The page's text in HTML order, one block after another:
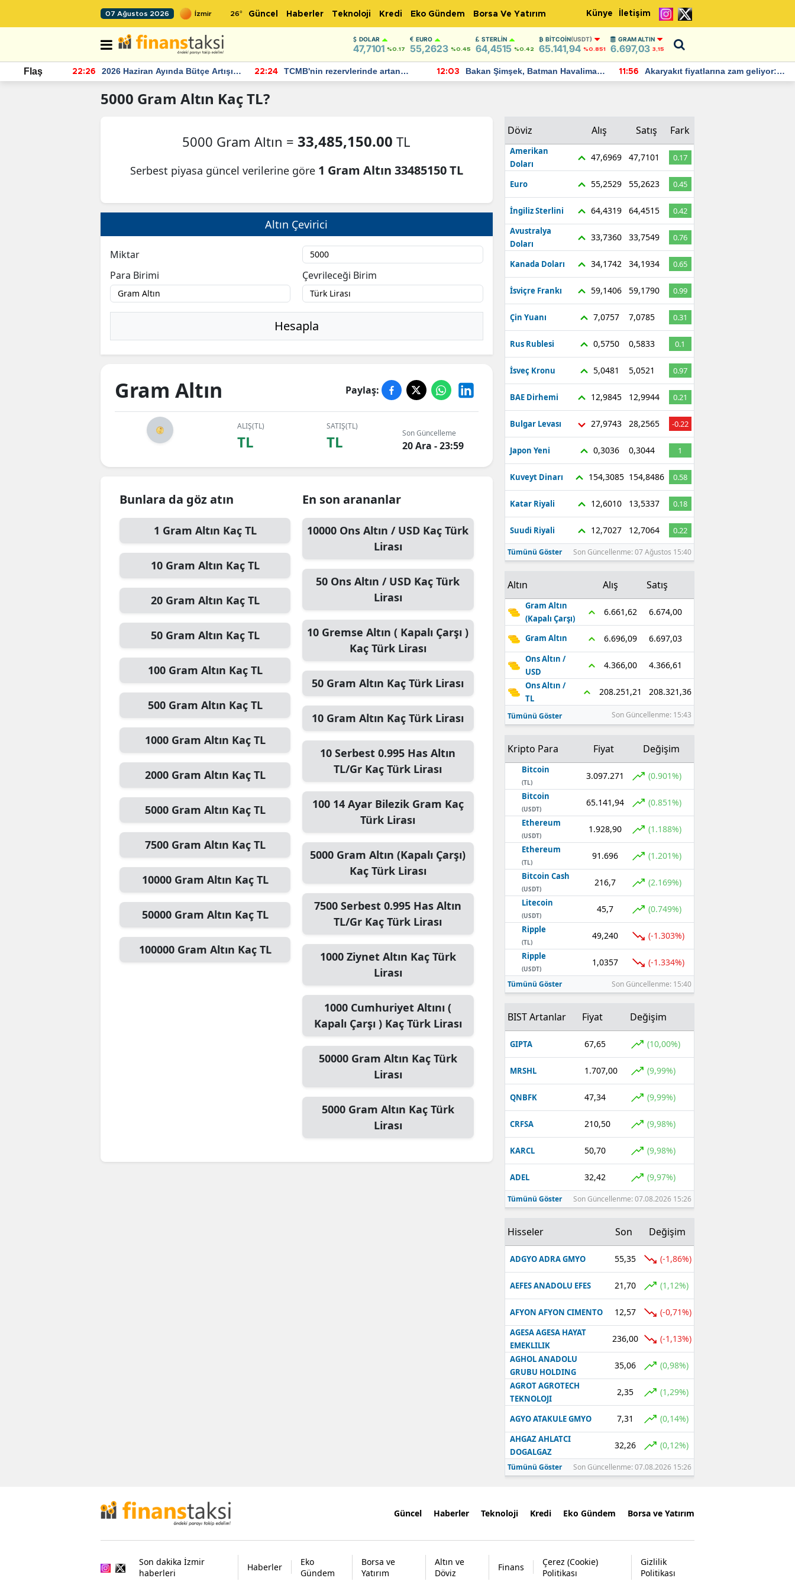
07 Ağustos 2026 26° Güncel Haberler Teknoloji Kredi Eko Gündem Borsa Ve Yatırım Künye İletişim
DOLAR
47,7101 %0.17
EURO
55,2623 %0.45
STERLIN
64,4515 %0.42
BITCOIN(USDT)
65.141,94 %0.851
GRAM ALTIN
6.697,03 3,15
Flaş 22:26
2026 Haziran Ayında Bütçe Artışı
Yaşandı
22:24
TCMB'nin rezervlerinde artan
momentum devam ediyor
12:03
Bakan Şimşek, Batman Havalimanı
için umut verici açıklamalarda
11:56
Akaryakıt fiyatlarına zam geliyor:
Yeni tarih açıklandı
5000 Gram Altın Kaç TL?
5000 Gram Altın = 33,485,150.00TL
Serbest piyasa güncel verilerine göre 1 Gram Altın 33485150 TL
Altın Çevirici
Miktar
Para Birimi
Çevrileceği Birim
Hesapla
Gram Altın Paylaş:
ALIŞ(TL)
TL
SATIŞ(TL)
TL Son Güncelleme
20 Ara - 23:59
Bunlara da göz atın
1 Gram Altın Kaç TL
10 Gram Altın Kaç TL
20 Gram Altın Kaç TL
50 Gram Altın Kaç TL
100 Gram Altın Kaç TL
500 Gram Altın Kaç TL
1000 Gram Altın Kaç TL
2000 Gram Altın Kaç TL
5000 Gram Altın Kaç TL
7500 Gram Altın Kaç TL
10000 Gram Altın Kaç TL
50000 Gram Altın Kaç TL
100000 Gram Altın Kaç TL
En son arananlar
10000 Ons Altın / USD Kaç Türk
Lirası
50 Ons Altın / USD Kaç Türk
Lirası
10 Gremse Altın ( Kapalı Çarşı )
Kaç Türk Lirası
50 Gram Altın Kaç Türk Lirası
10 Gram Altın Kaç Türk Lirası
10Serbest 0.995 Has Altın
TL/Gr Kaç Türk Lirası
100 14 Ayar Bilezik Gram Kaç
Türk Lirası
5000 Gram Altın (Kapalı Çarşı)
Kaç Türk Lirası
7500Serbest 0.995 Has Altın
TL/Gr Kaç Türk Lirası
1000 Ziynet Altın Kaç Türk
Lirası
1000 Cumhuriyet Altını (
Kapalı Çarşı )Kaç Türk Lirası
50000 Gram Altın Kaç Türk
Lirası
5000 Gram Altın Kaç Türk
Lirası
Döviz Alış Satış Fark
Amerikan
Doları
47,6969 47,7101 0.17
Euro 55,2529 55,2623 0.45
İngiliz Sterlini 64,4319 64,4515
0.42
Avustralya
Doları
33,7360 33,7549 0.76
Kanada Doları 34,1742 34,1934 0.65
İsviçre Frankı 59,1406 59,1790 0.99
Çin Yuanı 7,0757 7,0785 0.31
Rus Rublesi 0,5750 0,5833 0.1
İsveç Kronu 5,0481 5,0521 0.97
BAE Dirhemi 12,9845 12,9944 0.21
Bulgar Levası 27,9743 28,2565 -0.22
Japon Yeni 0,3036 0,3044 1
Kuveyt Dinarı 154,3085 154,8486 0.58
Katar Riyali 12,6010 13,5337 0.18
Suudi Riyali 12,7027 12,7064 0.22
Tümünü Göster Son Güncellenme: 07 Ağustos 15:40
Altın Alış Satış
Gram Altın
(Kapalı Çarşı)
6.661,62 6.674,00
Gram Altın 6.696,09 6.697,03
Ons Altın /
USD
4.366,00 4.366,61
Ons Altın /
TL
208.251,21 208.321,36
Tümünü Göster Son Güncellenme: 15:43
Kripto Para Fiyat Değişim
Bitcoin
(TL)
3.097.271 (0.901%)
Bitcoin
(USDT)
65.141,94 (0.851%)
Ethereum
(USDT)
1.928,90 (1.188%)
Ethereum
(TL)
91.696 (1.201%)
Bitcoin Cash
(USDT)
216,7 (2.169%)
Litecoin
(USDT)
45,7 (0.749%)
Ripple
(TL)
49,240 (-1.303%)
Ripple
(USDT)
1,0357 (-1.334%)
Tümünü Göster Son Güncellenme: 15:40
BIST Artanlar Fiyat Değişim
GIPTA 67,65 (10,00%)
MRSHL 1.707,00 (9,99%)
QNBFK 47,34 (9,99%)
CRFSA 210,50 (9,98%)
KARCL 50,70 (9,98%)
ADEL 32,42 (9,97%)
Tümünü Göster Son Güncellenme: 07.08.2026 15:26
Hisseler Son Değişim
ADGYO ADRA GMYO 55,35 (-1,86%)
AEFES ANADOLU EFES 21,70 (1,12%)
AFYON AFYON CIMENTO 12,57 (-0,71%)
AGESA AGESA HAYAT
EMEKLILIK
236,00 (-1,13%)
AGHOL ANADOLU
GRUBU HOLDING
35,06 (0,98%)
AGROT AGROTECH
TEKNOLOJI
2,35 (1,29%)
AGYO ATAKULE GMYO 7,31 (0,14%)
AHGAZ AHLATCI
DOGALGAZ
32,26 (0,12%)
Tümünü Göster Son Güncellenme: 07.08.2026 15:26
Güncel Haberler Teknoloji Kredi Eko Gündem Borsa ve Yatırım
Son dakika İzmir
haberleri
Haberler
Eko
Gündem
Borsa ve
Yatırım
Altın ve
Döviz
Finans
Çerez (Cookie)
Politikası
Gizlilik
Politikası